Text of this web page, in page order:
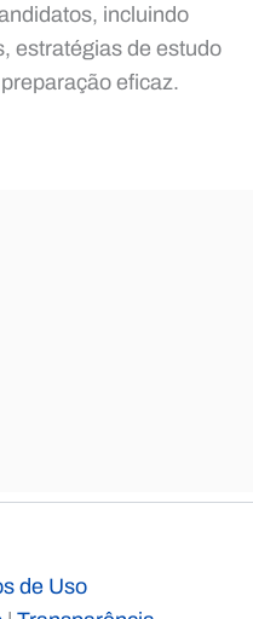
incluindo
estratégias de estudo
eficaz.
de Uso